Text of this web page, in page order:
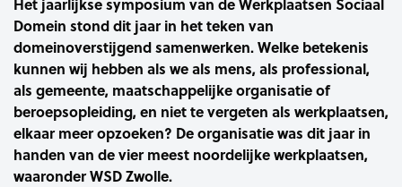
Domein stond dit jaar in het teken van
domeinoverstijgend samenwerken. Welke betekenis
kunnen wij hebben als we als mens, als professional,
als gemeente, maatschappelijke organisatie of
beroepsopleiding, en niet te vergeten als werkplaatsen,
elkaar meer opzoeken? De organisatie was dit jaar in
handen van de vier meest noordelijke werkplaatsen,
waaronder WSD Zwolle.